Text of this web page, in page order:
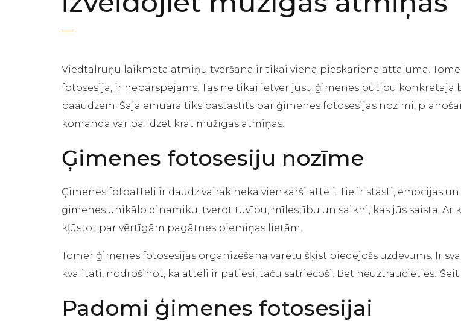
Viedtālruņu laikmetā atmiņu tveršana ir tikai viena pieskāriena attālumā.
fotosesija, ir nepārspējams. Tas ne tikai ietver jūsu ģimenes būtību
paaudzēm. Šajā emuārā tiks pastāstīts par ģimenes fotosesijas nozīmi,
komanda var palīdzēt krāt mūžīgas atmiņas.
Ģimenes fotosesiju nozīme
Ģimenes fotoattēli ir daudz vairāk nekā vienkārši attēli. Tie ir stāsti, emocijas
ģimenes unikālo dinamiku, tverot tuvību, mīlestību un saikni, kas jūs saista.
kļūstot par vērtīgām pagātnes piemiņas lietām.
Tomēr ģimenes fotosesijas organizēšana varētu šķist biedējošs uzdevums. Ir
kvalitāti, nodrošinot, ka attēli ir patiesi, taču satriecoši. Bet neuztraucieties!
Padomi ģimenes fotosesijai